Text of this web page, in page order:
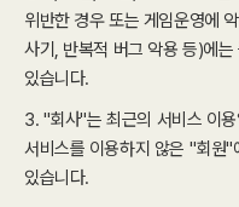
위반한 경우 또는 게임운영에
사기, 반복적 버그 악용 등)에
있습니다.
3. "회사"는 최근의 서비스 이
서비스를 이용하지 않은 "회원
있습니다.